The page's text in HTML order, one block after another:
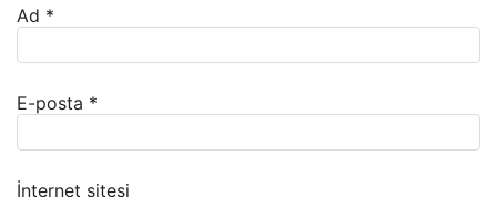
Ad *
E-posta *
İnternet sitesi